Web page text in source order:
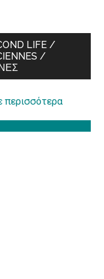
LIFE /
/
περισσότερα